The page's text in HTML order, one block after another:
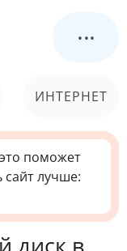
...
ИНТЕРНЕТ
СИСТЕМА
поможет
сайт лучше:
диск в